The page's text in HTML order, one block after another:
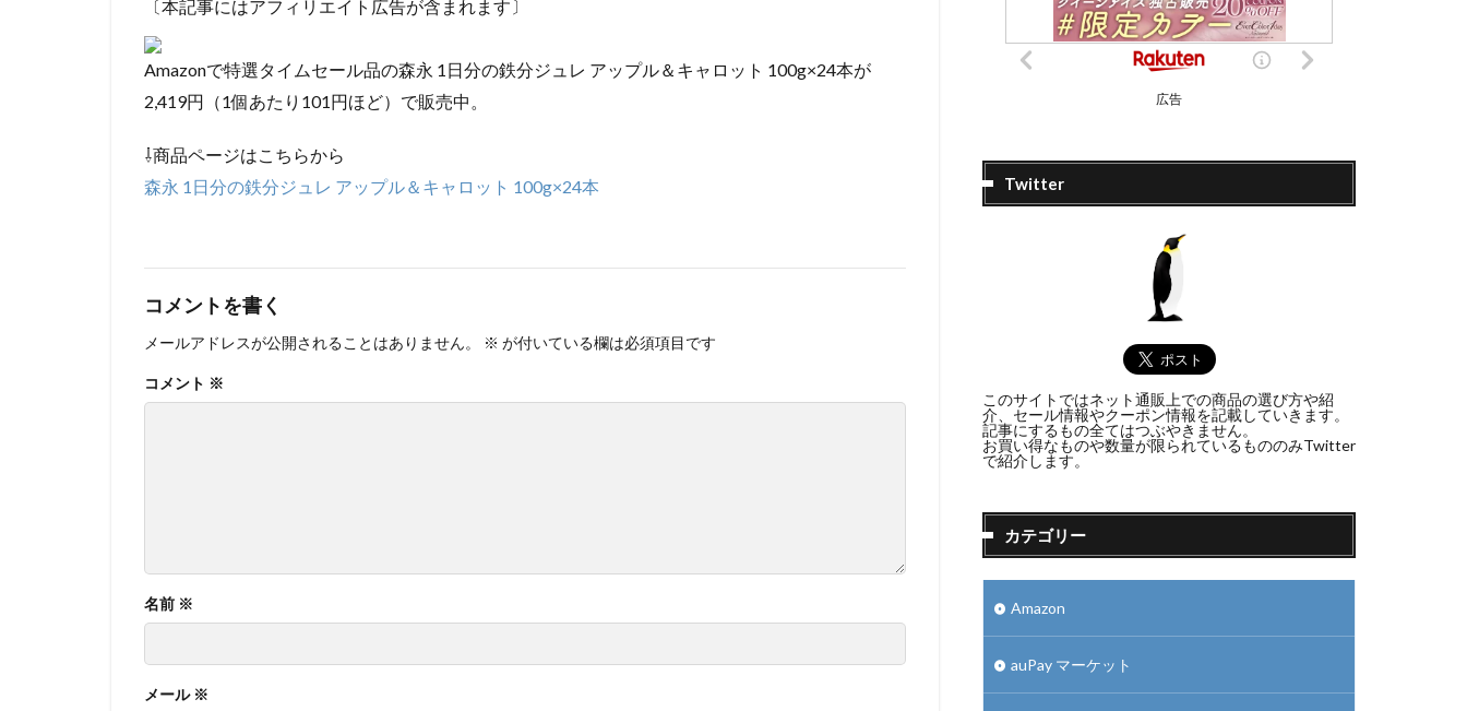
〔本記事にはアフィリエイト広告が含まれます〕
Amazonで特選タイムセール品の森永 1日分の鉄分ジュレ アップル＆キャロット 100g×24本が
2,419円（1個あたり101円ほど）で販売中。
⇩商品ページはこちらから
森永 1日分の鉄分ジュレ アップル＆キャロット 100g×24本
コメントを書く
メールアドレスが公開されることはありません。 ※ が付いている欄は必須項目です
コメント ※
名前 ※
メール ※
広告
Twitter
このサイトではネット通販上での商品の選び方や紹
介、セール情報やクーポン情報を記載していきます。
記事にするもの全てはつぶやきません。
お買い得なものや数量が限られているもののみTwitter
で紹介します。
カテゴリー
Amazon
auPay マーケット